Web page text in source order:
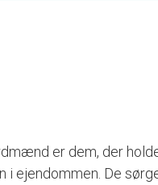
er dem, der
i ejendommen. De